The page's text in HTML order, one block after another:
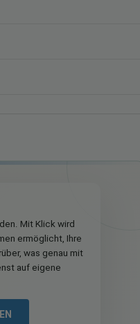
Mit Klick wird
ermöglicht, Ihre
was genau mit
auf eigene